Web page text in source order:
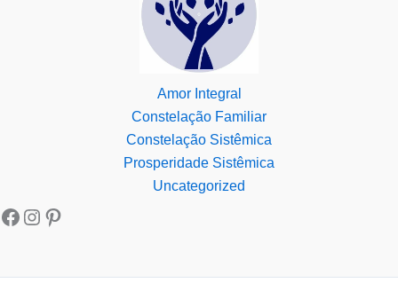
Amor Integral
Constelação Familiar
Constelação Sistêmica
Prosperidade Sistêmica
Uncategorized